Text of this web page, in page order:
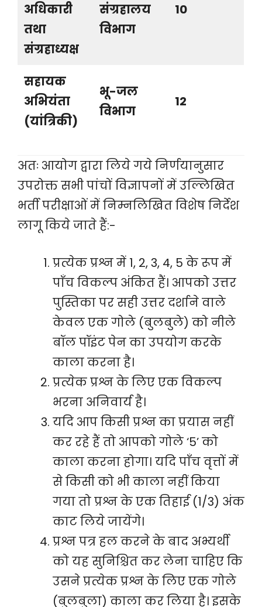
अधिकारी
तथा
संग्रहाध्यक्ष
संग्रहालय
विभाग
10
सहायक
अभियंता
(यांत्रिकी)
भू-जल
विभाग
12
अतः आयोग द्वारा लिये गये निर्णयानुसार
उपरोक्त सभी पांचों विज्ञापनों में उल्लिखित
भर्ती परीक्षाओं में निम्नलिखित विशेष निर्देश
लागू किये जाते हैं:-
प्रत्येक प्रश्न में 1, 2, 3, 4, 5 के रूप में
पाँच विकल्प अंकित हैं। आपको उत्तर
पुस्तिका पर सही उत्तर दर्शाने वाले
केवल एक गोले (बुलबुले) को नीले
बॉल पॉइंट पेन का उपयोग करके
काला करना है।
प्रत्येक प्रश्न के लिए एक विकल्प
भरना अनिवार्य है।
यदि आप किसी प्रश्न का प्रयास नहीं
कर रहे हैं तो आपको गोले ‘5’ को
काला करना होगा। यदि पाँच वृत्तों में
से किसी को भी काला नहीं किया
गया तो प्रश्न के एक तिहाई (1/3) अंक
काट लिये जायेंगे।
प्रश्न पत्र हल करने के बाद अभ्यर्थी
को यह सुनिश्चित कर लेना चाहिए कि
उसने प्रत्येक प्रश्न के लिए एक गोले
(बुलबुला) काला कर लिया है। इसके